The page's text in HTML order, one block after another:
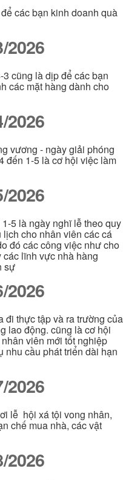
các bạn kinh doanh quà
2026
cũng là dịp để các bạn
các mặt hàng dành cho
2026
vương - ngày giải phóng
đến 1-5 là cơ hội việc làm
2026
5 là ngày nghĩ lễ theo quy
cho nhân viên các cá
đó các công việc như cho
lĩnh vực nhà hàng
sự
2026
đi thực tập và ra trường của
lao động. cũng là cơ hội
viên mới tốt nghiệp
nhu cầu phát triển dài hạn
2026
lễ hội xá tội vong nhân,
chế mua nhà, các vật
2026